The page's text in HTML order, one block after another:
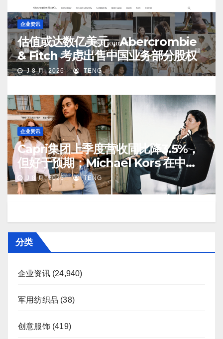
企业资讯
估值或达数亿美元，Abercrombie
& Fitch 考虑出售中国业务部分股权
J 8 月, 2026 TENG
企业资讯
Capri集团上季度营收同比降3.5%，
但好于预期；Michael Kors 在中国
市场持续向好
J 8 月, 2026 TENG
分类
企业资讯(24,940)
军用纺织品 (38)
创意服饰(419)